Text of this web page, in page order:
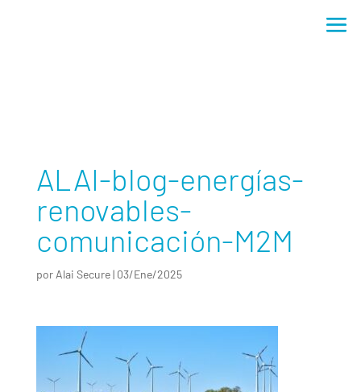
ALAI-blog-energías-
renovables-
comunicación-M2M
por Alai Secure| 03/Ene/2025